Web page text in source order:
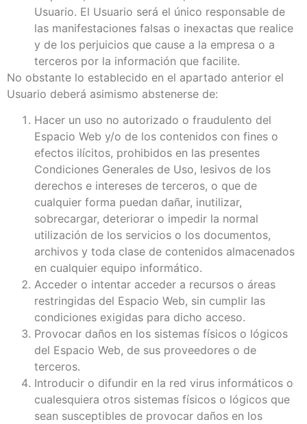
Usuario. El Usuario será el único responsable de
las manifestaciones falsas o inexactas que realice
y de los perjuicios que cause a la empresa o a
terceros por la información que facilite.
No obstante lo establecido en el apartado anterior el
Usuario deberá asimismo abstenerse de:
Hacer un uso no autorizado o fraudulento del
Espacio Web y/o de los contenidos con fines o
efectos ilícitos, prohibidos en las presentes
Condiciones Generales de Uso, lesivos de los
derechos e intereses de terceros, o que de
cualquier forma puedan dañar, inutilizar,
sobrecargar, deteriorar o impedir la normal
utilización de los servicios o los documentos,
archivos y toda clase de contenidos almacenados
en cualquier equipo informático.
Acceder o intentar acceder a recursos o áreas
restringidas del Espacio Web, sin cumplir las
condiciones exigidas para dicho acceso.
Provocar daños en los sistemas físicos o lógicos
del Espacio Web, de sus proveedores o de
terceros.
Introducir o difundir en la red virus informáticos o
cualesquiera otros sistemas físicos o lógicos que
sean susceptibles de provocar daños en los